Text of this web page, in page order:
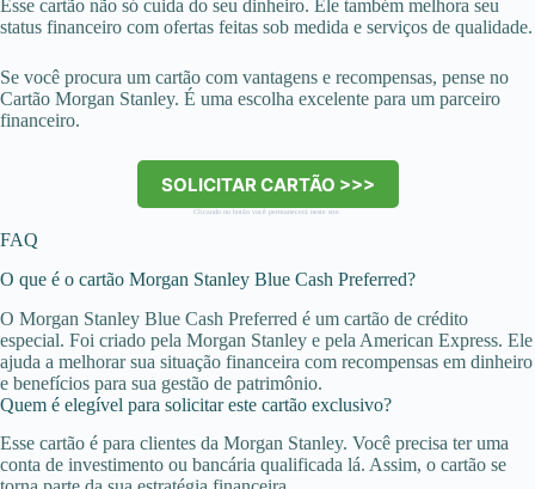
Esse cartão não só cuida do seu dinheiro. Ele também melhora seu
status financeiro com ofertas feitas sob medida e serviços de qualidade.
Se você procura um cartão com vantagens e recompensas, pense no
Cartão Morgan Stanley. É uma escolha excelente para um parceiro
financeiro.
SOLICITAR CARTÃO >>>
Clicando no botão você permanecerá neste site.
FAQ
O que é o cartão Morgan Stanley Blue Cash Preferred?
O Morgan Stanley Blue Cash Preferred é um cartão de crédito
especial. Foi criado pela Morgan Stanley e pela American Express. Ele
ajuda a melhorar sua situação financeira com recompensas em dinheiro
e benefícios para sua gestão de patrimônio.
Quem é elegível para solicitar este cartão exclusivo?
Esse cartão é para clientes da Morgan Stanley. Você precisa ter uma
conta de investimento ou bancária qualificada lá. Assim, o cartão se